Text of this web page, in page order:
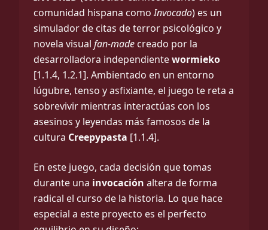
comunidad hispana comoInvocado) es un
simulador de citas de terror psicológico y
novela visual fan-made creado por la
desarrolladora independientewormieko
[1.1.4, 1.2.1]. Ambientado en un entorno
lúgubre, tenso y asfixiante, el juego te reta a
sobrevivir mientras interactúas con los
asesinos y leyendas más famosos de la
cultura Creepypasta [1.1.4].
En este juego, cada decisión que tomas
durante una invocación altera de forma
radical el curso de la historia. Lo que hace
especial a este proyecto es el perfecto